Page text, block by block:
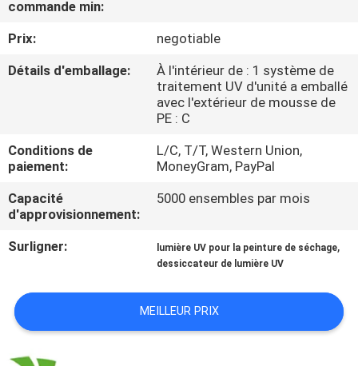
CONTRÔLE
DE
CONTACTEZ-
NOUS
NOUVELLES
UNE
CITATION
commande min:
Prix:
negotiable
Détails d'emballage:
À l'intérieur de : 1 système de
traitement UV d'unité a emballé
avec l'extérieur de mousse de
PE : C
Conditions de
paiement:
L/C, T/T, Western Union,
MoneyGram, PayPal
Capacité
d'approvisionnement:
5000 ensembles par mois
Surligner: lumière UV pour la peinture de séchage,
dessiccateur de lumière UV
MEILLEUR PRIX